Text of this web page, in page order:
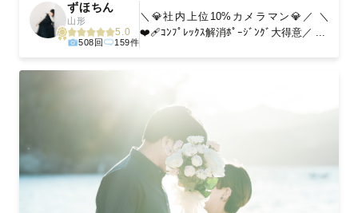
ずほちん
山形
5.0
508回 159件
＼💎社内上位10%カメラマン💎／ ＼
❤️‍🩹ｺﾝﾌﾟﾚｯｸｽ解消ﾎﾟｰｼﾞﾝｸﾞ大得意／ ...